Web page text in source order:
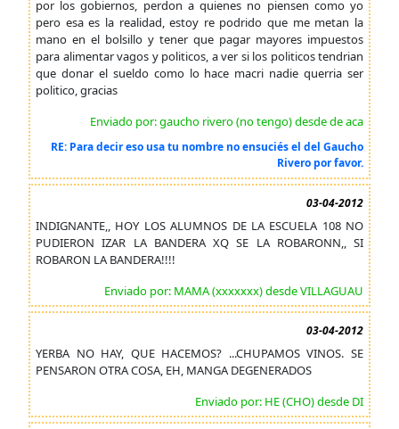
por los gobiernos, perdon a quienes no piensen como yo
pero esa es la realidad, estoy re podrido que me metan la
mano en el bolsillo y tener que pagar mayores impuestos
para alimentar vagos y politicos, a ver si los politicos tendrian
que donar el sueldo como lo hace macri nadie querria ser
politico, gracias
Enviado por: gaucho rivero (no tengo) desde de aca
RE: Para decir eso usa tu nombre no ensuciés el del Gaucho
Rivero por favor.
03-04-2012
INDIGNANTE,, HOY LOS ALUMNOS DE LA ESCUELA 108 NO
PUDIERON IZAR LA BANDERA XQ SE LA ROBARONN,, SI
ROBARON LA BANDERA!!!!
Enviado por: MAMA (xxxxxxx) desde VILLAGUAU
03-04-2012
YERBA NO HAY, QUE HACEMOS? ...CHUPAMOS VINOS. SE
PENSARON OTRA COSA, EH, MANGA DEGENERADOS
Enviado por: HE (CHO) desde DI